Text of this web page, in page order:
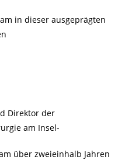
in dieser ausgeprägten
Direktor der
am Insel-
über zweieinhalb Jahren